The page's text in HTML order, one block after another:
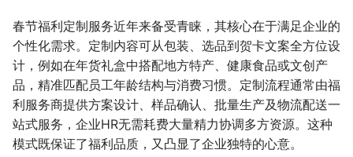
春节福利定制服务近年来备受青睐，其核心在于满足企业的
个性化需求。定制内容可从包装、选品到贺卡文案全方位设
计，例如在年货礼盒中搭配地方特产、健康食品或文创产
品，精准匹配员工年龄结构与消费习惯。定制流程通常由福
利服务商提供方案设计、样品确认、批量生产及物流配送一
站式服务，企业HR无需耗费大量精力协调多方资源。这种
模式既保证了福利品质，又凸显了企业独特的心意。